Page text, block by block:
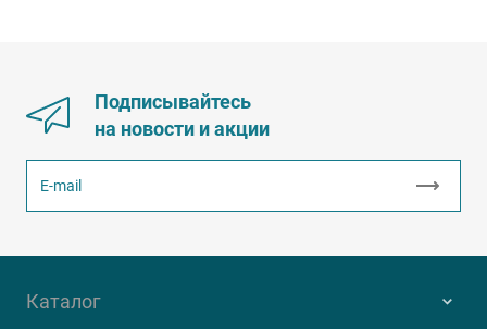
Подписывайтесь
на новости и акции
Каталог